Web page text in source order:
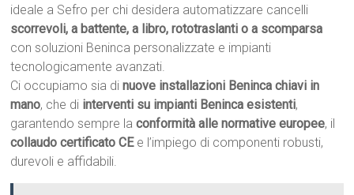
ideale a Sefro per chi desidera automatizzare cancelli
scorrevoli, a battente, a libro, rototraslanti o a scomparsa
con soluzioni Beninca personalizzate e impianti
tecnologicamente avanzati.
Ci occupiamo sia dinuove installazioni Beninca chiavi in
mano, che di interventi su impianti Beninca esistenti,
garantendo sempre laconformità alle normative europee, il
collaudo certificato CEe l’impiego di componenti robusti,
durevoli e affidabili.